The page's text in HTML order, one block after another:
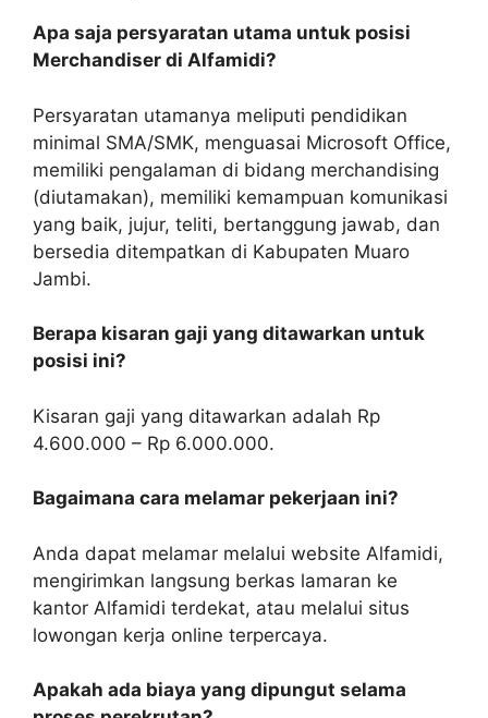
Apa saja persyaratan utama untuk posisi
Merchandiser di Alfamidi?
Persyaratan utamanya meliputi pendidikan
minimal SMA/SMK, menguasai Microsoft Office,
memiliki pengalaman di bidang merchandising
(diutamakan), memiliki kemampuan komunikasi
yang baik, jujur, teliti, bertanggung jawab, dan
bersedia ditempatkan di Kabupaten Muaro
Jambi.
Berapa kisaran gaji yang ditawarkan untuk
posisi ini?
Kisaran gaji yang ditawarkan adalah Rp
4.600.000 – Rp 6.000.000.
Bagaimana cara melamar pekerjaan ini?
Anda dapat melamar melalui website Alfamidi,
mengirimkan langsung berkas lamaran ke
kantor Alfamidi terdekat, atau melalui situs
lowongan kerja online terpercaya.
Apakah ada biaya yang dipungut selama